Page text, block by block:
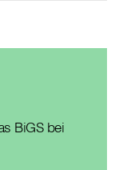
BiGS bei